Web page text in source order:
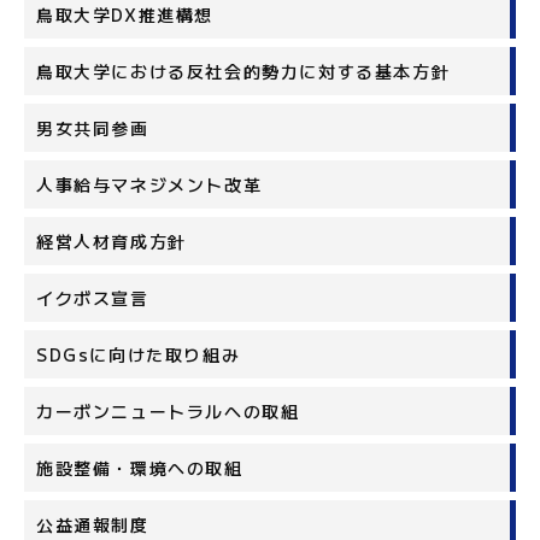
鳥取大学DX推進構想
鳥取大学における反社会的勢力に対する基本方針
男女共同参画
人事給与マネジメント改革
経営人材育成方針
イクボス宣言
SDGsに向けた取り組み
カーボンニュートラルへの取組
施設整備・環境への取組
公益通報制度